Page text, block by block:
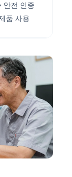
안전 인증
품 사용